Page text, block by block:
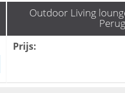
Outdoor Living
Prijs: